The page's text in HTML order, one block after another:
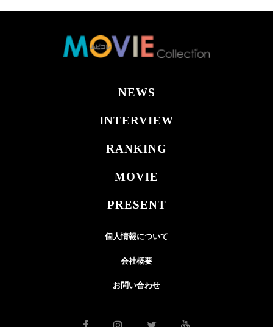
NEWS
INTERVIEW
RANKING
MOVIE
PRESENT
個人情報について
会社概要
お問い合わせ